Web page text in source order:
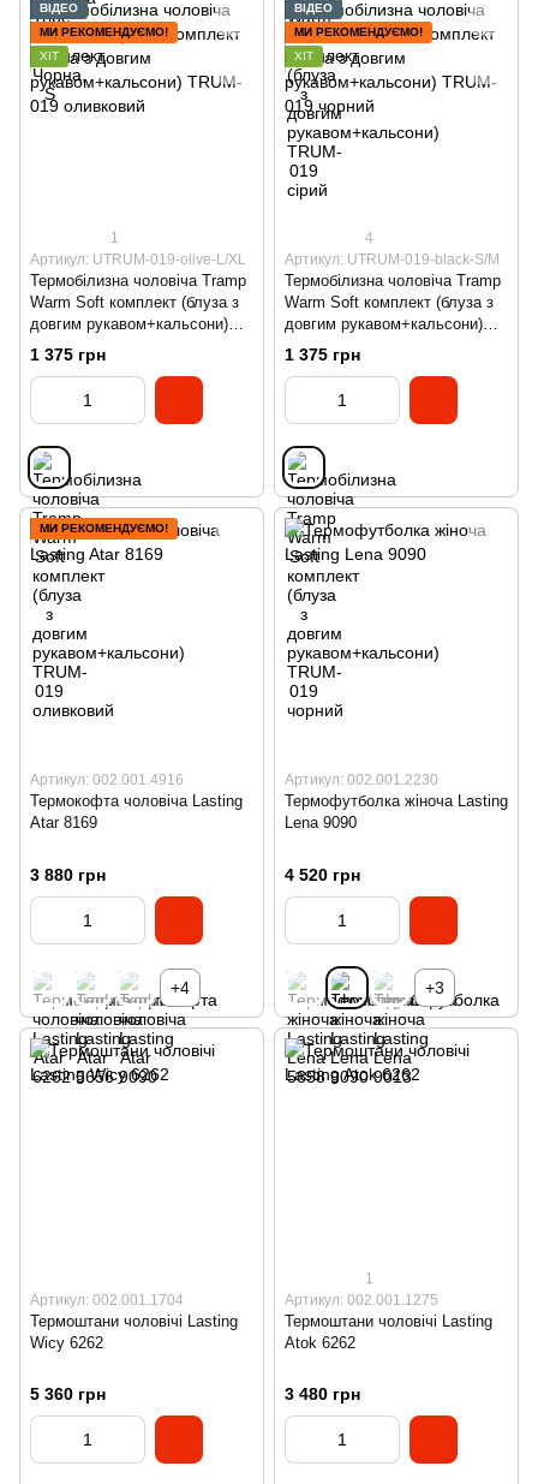
ВІДЕО
МИ РЕКОМЕНДУЄМО!
ХІТ
1
Артикул: UTRUM-019-olive-L/XL
Термобілизна чоловіча Tramp
Warm Soft комплект (блуза з
довгим рукавом+кальсони)
TRUM-019 оливковий
1 375 грн
ВІДЕО
МИ РЕКОМЕНДУЄМО!
ХІТ
4
Артикул: UTRUM-019-black-S/M
Термобілизна чоловіча Tramp
Warm Soft комплект (блуза з
довгим рукавом+кальсони)
TRUM-019 чорний
1 375 грн
МИ РЕКОМЕНДУЄМО!
Артикул: 002.001.4916
Термокофта чоловіча Lasting
Atar 8169
3 880 грн
+4
Артикул: 002.001.2230
Термофутболка жіноча Lasting
Lena 9090
4 520 грн
+3
Артикул: 002.001.1704
Термоштани чоловічі Lasting
Wicy 6262
5 360 грн
1
Артикул: 002.001.1275
Термоштани чоловічі Lasting
Atok 6262
3 480 грн